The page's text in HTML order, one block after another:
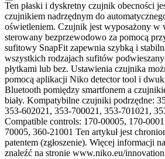
Ten płaski i dyskretny czujnik obecności
czujnikiem nadrzędnym do
oświetleniem. Czujnik jest wyposażony w
sterowany bezprzewodowo za pomocą
sufitowy SnapFit zapewnia szybką i
wszystkich rodzajach sufitów
płytkami lub bez. Ustawienia czujnika
pomocą aplikacji Niko detector tool i
Bluetooth pomiędzy smartfonem a
biały. Kompatybilne czujniki podrzędne:
353-602021, 353-700021, 353-701021,
Compatible controls: 170-00005, 170-
70005, 360-21001 Ten artykuł jest
patentem (zgłoszenie). Więcej informacji
znaleźć na stronie www.niko.eu/